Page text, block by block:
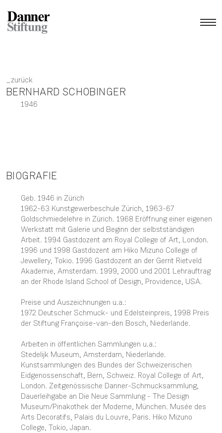
zurück
BERNHARD SCHOBINGER
1946
BIOGRAFIE
Geb. 1946 in Zürich
1962-63 Kunstgewerbeschule Zürich, 1963-67
Goldschmiedelehre in Zürich. 1968 Eröffnung einer eigenen
Werkstatt mit Galerie und Beginn der selbstständigen
Arbeit. 1994 Gastdozent am Royal College of Art, London.
1996 und 1998 Gastdozent am Hiko Mizuno College of
Jewellery, Tokio. 1996 Gastdozent an der Gerrit Rietveld
Akademie, Amsterdam. 1999, 2000 und 2001 Lehrauftrag
an der Rhode Island School of Design, Providence, USA.
Preise und Auszeichnungen u.a.:
1972 Deutscher Schmuck- und Edelsteinpreis, 1998 Preis
der Stiftung Françoise-van-den Bosch, Niederlande.
Arbeiten in öffentlichen Sammlungen u.a.:
Stedelijk Museum, Amsterdam, Niederlande.
Kunstsammlungen des Bundes der Schweizerischen
Eidgenossenschaft, Bern, Schweiz. Royal College of Art,
London. Zeitgenössische Danner-Schmucksammlung,
Dauerleihgabe an Die Neue Sammlung - The Design
Museum/Pinakothek der Moderne, München. Musée des
Arts Decoratifs, Palais du Louvre, Paris. Hiko Mizuno
College, Tokio, Japan.